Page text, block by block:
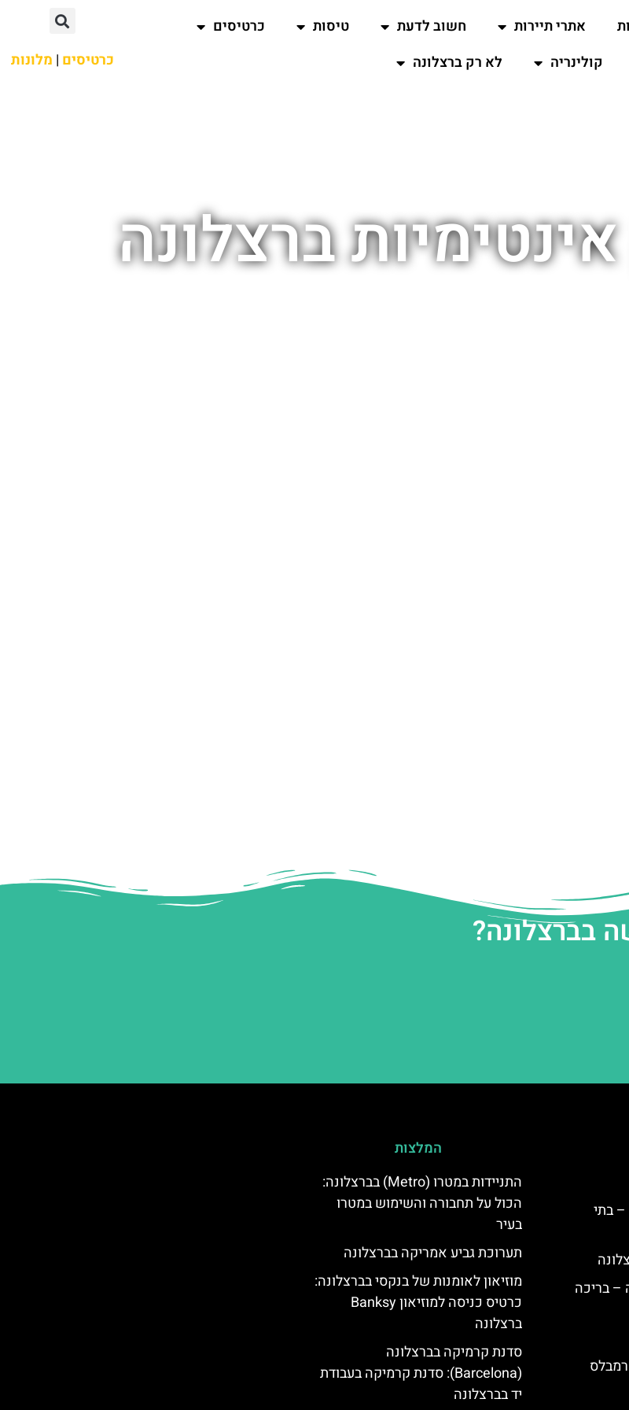
אתרי תיירות חשוב לדעת טיסות
כרטיסים
קולינריה
לא רק ברצלונה כרטיסים | מלונות
ברצלונה
בברצלונה?
– בתי
– בריכה
המלצות
התניידות במטרו (Metro) בברצלונה:
הכול על תחבורה והשימוש במטרו
בעיר
תערוכת גביע אמריקה בברצלונה
מוזיאון לאומנות של בנקסי בברצלונה:
כרטיס כניסה למוזיאון Banksy
ברצלונה
סדנת קרמיקה בברצלונה
(Barcelona): סדנת קרמיקה בעבודת
יד בברצלונה